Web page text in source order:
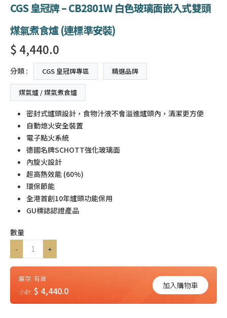
CGS 皇冠牌 – CB2801W 白色玻璃面嵌入式雙頭
煤氣煮食爐 (連標準安裝)
$ 4,440.0
分類 : CGS 皇冠牌專區 精選品牌
煤氣爐 / 煤氣煮食爐
密封式爐頭設計，食物汁液不會溢進爐頭內，清潔更方便
自動熄火安全裝置
電子點火系統
德國名牌SCHOTT強化玻璃面
內旋火設計
超高熱效能 (60%)
環保節能
全港首創10年爐頭功能保用
GU標誌認證產品
數量
-
+
庫存: 有貨
小計: $ 4,440.0 加入購物車